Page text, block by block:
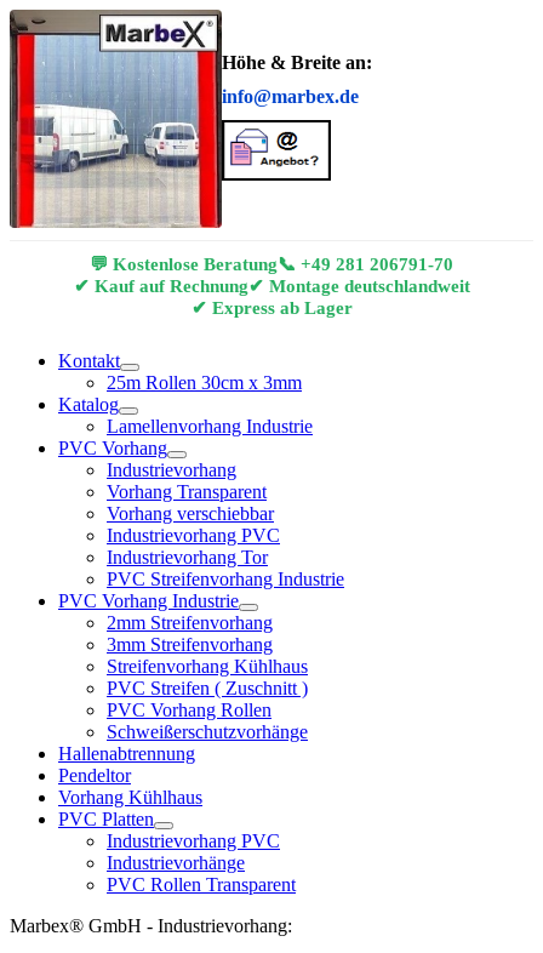
Höhe & Breite an:
info@marbex.de
💬 Kostenlose Beratung📞 +49 281 206791-70
✔ Kauf auf Rechnung✔ Montage deutschlandweit
✔ Express ab Lager
Kontakt
25m Rollen 30cm x 3mm
Katalog
Lamellenvorhang Industrie
PVC Vorhang
Industrievorhang
Vorhang Transparent
Vorhang verschiebbar
Industrievorhang PVC
Industrievorhang Tor
PVC Streifenvorhang Industrie
PVC Vorhang Industrie
2mm Streifenvorhang
3mm Streifenvorhang
Streifenvorhang Kühlhaus
PVC Streifen ( Zuschnitt )
PVC Vorhang Rollen
Schweißerschutzvorhänge
Hallenabtrennung
Pendeltor
Vorhang Kühlhaus
PVC Platten
Industrievorhang PVC
Industrievorhänge
PVC Rollen Transparent
Marbex® GmbH - Industrievorhang: